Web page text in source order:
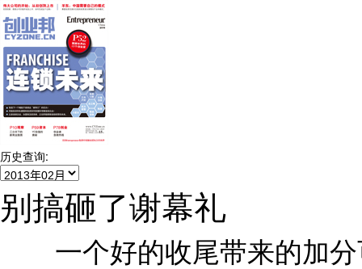
历史查询:
别搞砸了谢幕礼
一个好的收尾带来的加分